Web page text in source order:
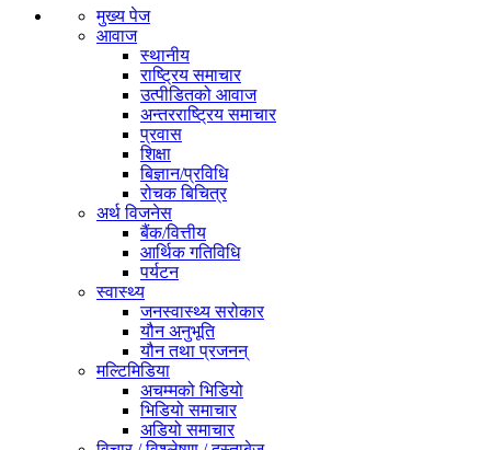
मुख्य पेज
आवाज
स्थानीय
राष्ट्रिय समाचार
उत्पीडितको आवाज
अन्तरराष्ट्रिय समाचार
प्रवास
शिक्षा
बिज्ञान/प्रविधि
रोचक बिचित्र
अर्थ विजनेस
बैंक/वित्तीय
आर्थिक गतिविधि
पर्यटन
स्वास्थ्य
जनस्वास्थ्य सरोकार
यौन अनुभूति
यौन तथा प्रजनन्
मल्टिमिडिया
अचम्मको भिडियो
भिडियो समाचार
अडियो समाचार